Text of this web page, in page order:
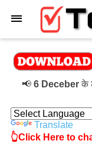
6 Deceberके टेस्ट
Translate
👆Click Here to